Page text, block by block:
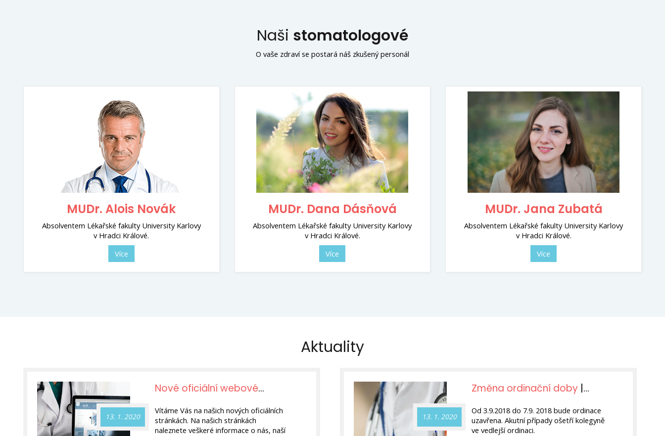
Naši stomatologové
O vaše zdraví se postará náš zkušený personál
MUDr. Alois Novák
Absolventem Lékařské fakulty University Karlovy
v Hradci Králové.
Více
MUDr. Dana Dásňová
Absolventem Lékařské fakulty University Karlovy
v Hradci Králové.
Více
MUDr. Jana Zubatá
Absolventem Lékařské fakulty University Karlovy
v Hradci Králové.
Více
Aktuality
Nové oficiální webové
13. 1. 2020
Vítáme Vás na našich nových oficiálních
stránkách. Na našich stránkách
naleznete veškeré informace o nás, naší
Změna ordinační doby
13. 1. 2020
Od 3.9.2018 do 7.9. 2018 bude ordinace
uzavřena. Akutní případy ošetří kolegyně
ve vedlejší ordinaci.